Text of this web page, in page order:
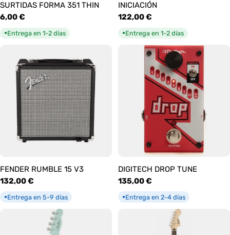
SURTIDAS FORMA 351 THIN
Precio
habitual
6,00 €
●Entrega en 1-2 días
INICIACIÓN
Precio
habitual
122,00 €
●Entrega en 1-2 días
FENDER RUMBLE 15 V3
Precio
habitual
132,00 €
●Entrega en 5-9 días
DIGITECH DROP TUNE
Precio
habitual
135,00 €
●Entrega en 2-4 días